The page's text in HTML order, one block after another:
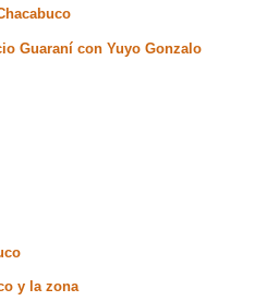
Guaraní con Yuyo Gonzalo
y la zona